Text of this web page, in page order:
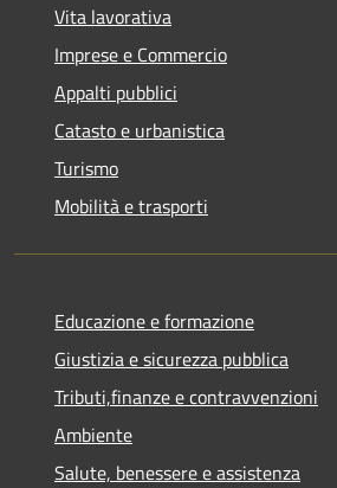
Vita lavorativa
Imprese e Commercio
Appalti pubblici
Catasto e urbanistica
Turismo
Mobilità e trasporti
Educazione e formazione
Giustizia e sicurezza pubblica
Tributi,finanze e contravvenzioni
Ambiente
Salute, benessere e assistenza